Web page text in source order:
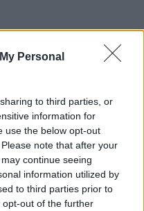
Personal
to third parties, or
information for
use the below opt-out
note that after your
continue seeing
information utilized by
to third parties prior to
out of the further